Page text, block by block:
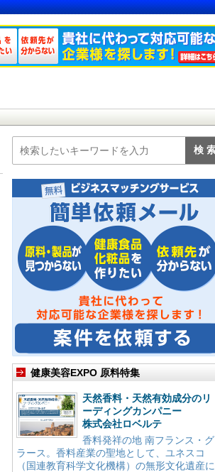
健康美容EXPO 原料特集
天然香料・天然有効成分のリ
ーディングカンパニー
株式会社ロベルテ
香料発祥の地 南フランス・グ
ラース。香料産業の聖地として、ユネスコ
（国連教育科学文化機構）の無形文化遺産に